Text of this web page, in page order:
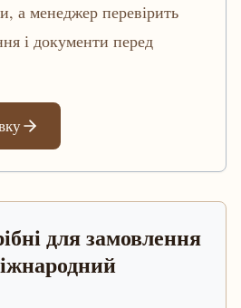
а менеджер перевірить
і документи перед
для замовлення